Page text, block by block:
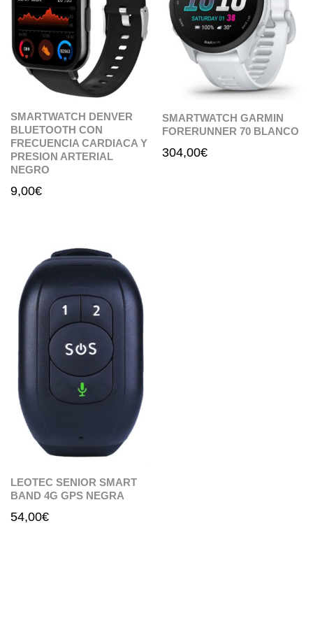
SMARTWATCH DENVER
BLUETOOTH CON
FRECUENCIA CARDIACA Y
PRESION ARTERIAL
NEGRO
9,00€
SMARTWATCH GARMIN
FORERUNNER 70 BLANCO
304,00€
LEOTEC SENIOR SMART
BAND 4G GPS NEGRA
54,00€